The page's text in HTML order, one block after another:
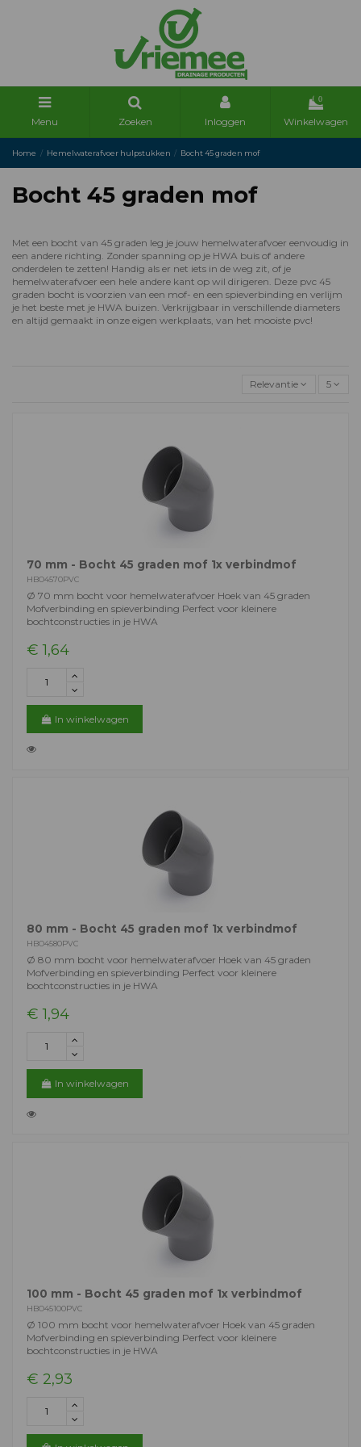
Menu Zoeken Inloggen
0
Winkelwagen
Home Hemelwaterafvoer hulpstukken Bocht 45 graden mof
Bocht 45 graden mof
Met een bocht van 45 graden leg je jouw hemelwaterafvoer eenvoudig in
een andere richting. Zonder spanning op je HWA buis of andere
onderdelen te zetten! Handig als er net iets in de weg zit, of je
hemelwaterafvoer een hele andere kant op wil dirigeren. Deze pvc 45
graden bocht is voorzien van een mof- en een spieverbinding en verlijm
je het beste met je HWA buizen. Verkrijgbaar in verschillende diameters
en altijd gemaakt in onze eigen werkplaats, van het mooiste pvc!
Relevantie 5
70 mm - Bocht 45 graden mof 1x verbindmof
HBO4570PVC
Ø 70 mm bocht voor hemelwaterafvoer Hoek van 45 graden
Mofverbinding en spieverbinding Perfect voor kleinere
bochtconstructies in je HWA
€ 1,64
In winkelwagen
80 mm - Bocht 45 graden mof 1x verbindmof
HBO4580PVC
Ø 80 mm bocht voor hemelwaterafvoer Hoek van 45 graden
Mofverbinding en spieverbinding Perfect voor kleinere
bochtconstructies in je HWA
€ 1,94
In winkelwagen
100 mm - Bocht 45 graden mof 1x verbindmof
HBO45100PVC
Ø 100 mm bocht voor hemelwaterafvoer Hoek van 45 graden
Mofverbinding en spieverbinding Perfect voor kleinere
bochtconstructies in je HWA
€ 2,93